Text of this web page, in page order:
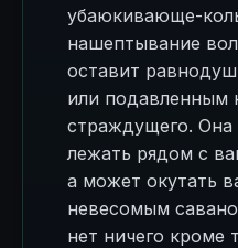
убаюкивающе-
нашептывание
оставит
или подавленным
страждущего.
лежать рядом с
а может окутать
невесомым
нет ничего кроме